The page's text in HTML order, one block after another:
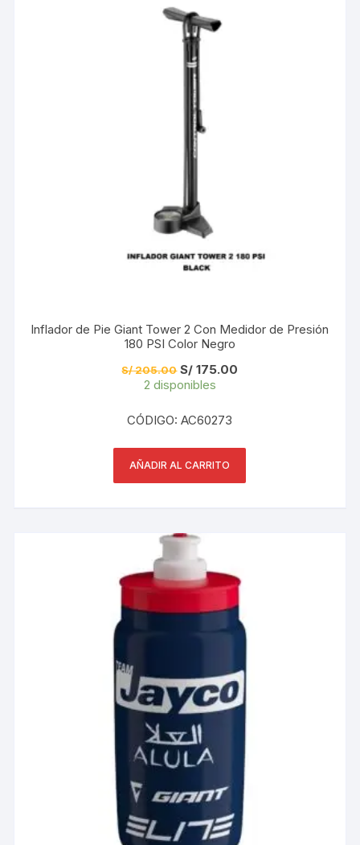
Inflador de Pie Giant Tower 2 Con Medidor de Presión
180 PSI Color Negro
S/205.00 El
precio
original
S/ 205.00.
S/ 175.00
2 disponibles
CÓDIGO: AC60273
AÑADIR AL CARRITO